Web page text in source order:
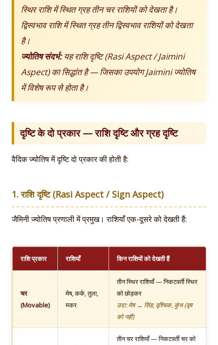
स्थिर राशि में स्थित ग्रह तीन चर राशियों को देखता है।
द्विस्वभाव राशि में स्थित ग्रह तीन द्विस्वभाव राशियों को देखता
है।
ज्योतिष संदर्भ:यह राशि दृष्टि (Rasi Aspect / Jaimini
Aspect) का सिद्धांत है — जिसका उपयोग Jaimini ज्योतिष
में विशेष रूप से होता है।
दृष्टि के दो प्रकार — राशि दृष्टि और ग्रह दृष्टि
वैदिक ज्योतिष में दृष्टि दो प्रकार की होती है:
1. राशि दृष्टि (Rasi Aspect / Sign Aspect)
जैमिनी ज्योतिष प्रणाली में प्रमुख। राशियाँ एक-दूसरे को देखती हैं:
राशि प्रकार राशियाँ किन राशियों को देखती हैं
चर
(Movable)
मेष, कर्क, तुला,
मकर
तीन स्थिर राशियाँ — निकटवर्ती स्थिर
को छोड़कर
उदा: मेष → सिंह, वृश्चिक, कुंभ (वृष
को नहीं)
तीन चर राशियाँ — निकटवर्ती चर को